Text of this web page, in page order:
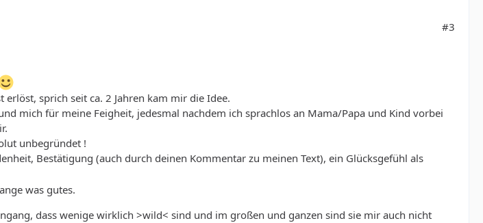
#3
sprich seit ca. 2 Jahren kam mir die Idee.
mich für meine Feigheit, jedesmal nachdem ich sprachlos an Mama/Papa und Kind vorbei
unbegründet !
Bestätigung (auch durch deinen Kommentar zu meinen Text), ein Glücksgefühl als
was gutes.
dass wenige wirklich >wild< sind und im großen und ganzen sind sie mir auch nicht